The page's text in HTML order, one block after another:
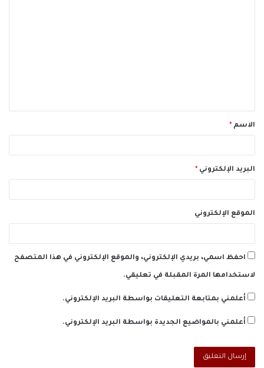
ق
*الاسم *
البريد الإلكتروني *
الموقع الإلكتروني
احفظ اسمي، بريدي الإلكتروني، والموقع الإلكتروني في هذا المتصفح
لاستخدامها المرة المقبلة في تعليقي.
أعلمني بمتابعة التعليقات بواسطة البريد الإلكتروني.
أعلمني بالمواضيع الجديدة بواسطة البريد الإلكتروني.